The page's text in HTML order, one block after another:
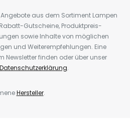
aus dem Sortiment Lampen
Gutscheine, Produktpreis-
sowie Inhalte von möglichen
und Weiterempfehlungen. Eine
Newsletter finden oder über unser
Datenschutzerklärung.
Hersteller.